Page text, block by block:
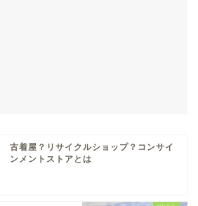
古着屋？リサイクルショップ？コンサイ
ンメントストアとは